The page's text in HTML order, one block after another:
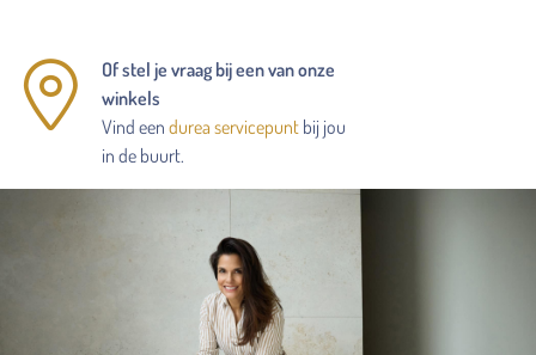
Of stel je vraag bij een van onze
winkels
Vind een durea servicepunt bij jou
in de buurt.